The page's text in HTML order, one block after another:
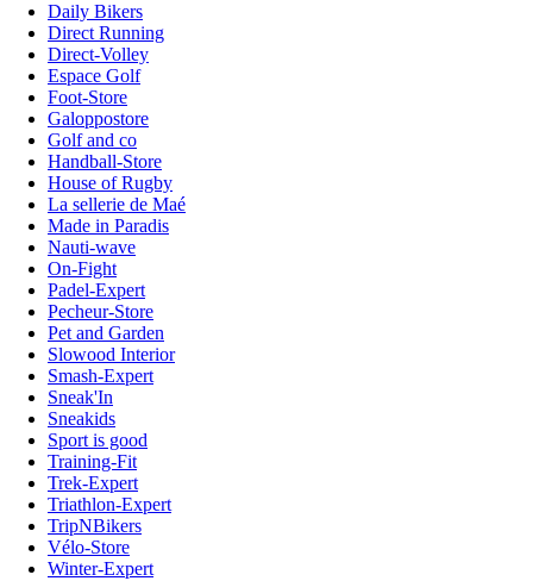
Daily Bikers
Direct Running
Direct-Volley
Espace Golf
Foot-Store
Galoppostore
Golf and co
Handball-Store
House of Rugby
La sellerie de Maé
Made in Paradis
Nauti-wave
On-Fight
Padel-Expert
Pecheur-Store
Pet and Garden
Slowood Interior
Smash-Expert
Sneak'In
Sneakids
Sport is good
Training-Fit
Trek-Expert
Triathlon-Expert
TripNBikers
Vélo-Store
Winter-Expert